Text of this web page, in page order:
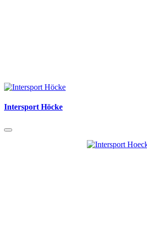
Intersport Höcke